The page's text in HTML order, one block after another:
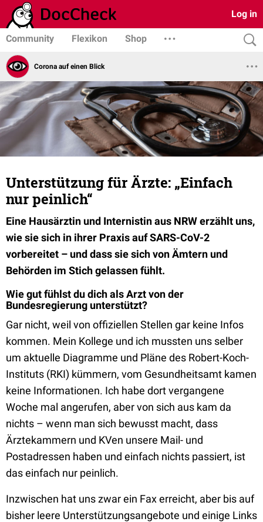
Log in
Community Flexikon Shop
Corona auf einen Blick
Unterstützung für Ärzte: „Einfach
nur peinlich“
Eine Hausärztin und Internistin aus NRW erzählt uns,
wie sie sich in ihrer Praxis auf SARS-CoV-2
vorbereitet – und dass sie sich von Ämtern und
Behörden im Stich gelassen fühlt.
Wie gut fühlst du dich als Arzt von der
Bundesregierung unterstützt?
Gar nicht, weil von offiziellen Stellen gar keine Infos
kommen. Mein Kollege und ich mussten uns selber
um aktuelle Diagramme und Pläne des Robert-Koch-
Instituts (RKI) kümmern, vom Gesundheitsamt kamen
keine Informationen. Ich habe dort vergangene
Woche mal angerufen, aber von sich aus kam da
nichts – wenn man sich bewusst macht, dass
Ärztekammern und KVen unsere Mail- und
Postadressen haben und einfach nichts passiert, ist
das einfach nur peinlich.
Inzwischen hat uns zwar ein Fax erreicht, aber bis auf
bisher leere Unterstützungsangebote und einige Links